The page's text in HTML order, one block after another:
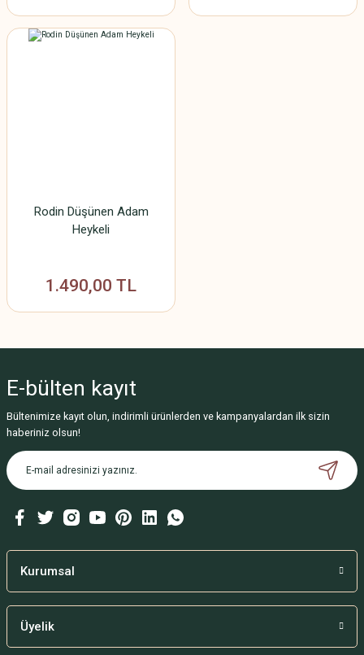
Rodin Düşünen Adam
Heykeli
1.490,00 TL
E-bülten kayıt
Bültenimize kayıt olun, indirimli ürünlerden ve kampanyalardan ilk sizin
haberiniz olsun!
Kurumsal
Üyelik